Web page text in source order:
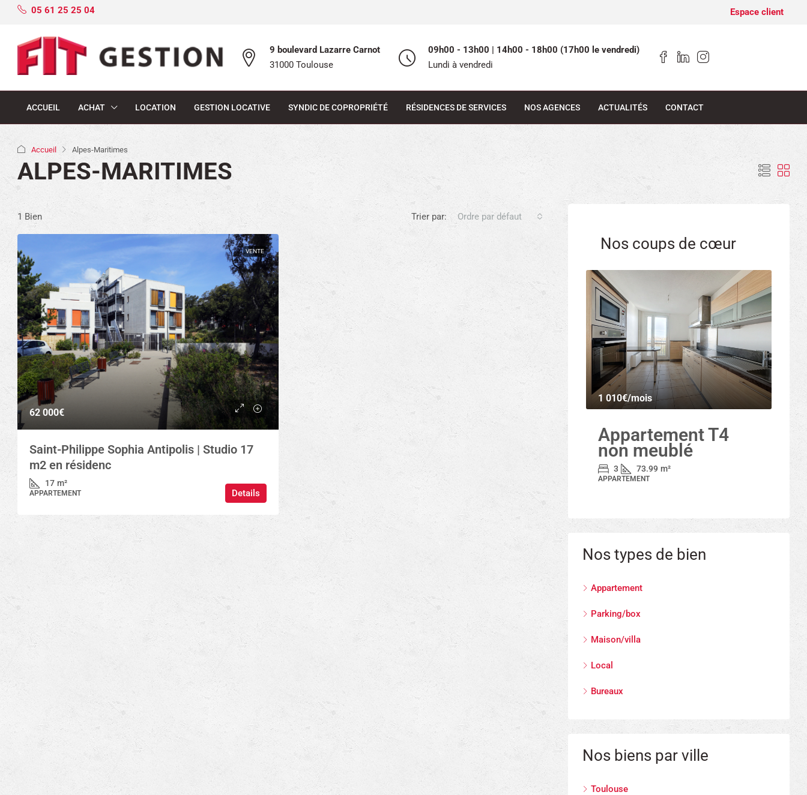
05 61 25 25 04 Espace client
9 boulevard Lazarre Carnot
31000 Toulouse
09h00 - 13h00 | 14h00 - 18h00 (17h00 le vendredi)
Lundi à vendredi
ACCUEIL ACHAT LOCATION GESTION LOCATIVE SYNDIC DE COPROPRIÉTÉ RÉSIDENCES DE SERVICES NOS AGENCES ACTUALITÉS CONTACT
Accueil Alpes-Maritimes
ALPES-MARITIMES
1 Bien Trier par: Ordre par défaut
VENTE
62 000€
Saint-Philippe Sophia Antipolis | Studio 17
m2 en résidenc
17 m²
APPARTEMENT Details
Nos coups de cœur
1 010€/mois
Appartement T4
non meublé
3 73.99 m²
APPARTEMENT
Nos types de bien
Appartement
Parking/box
Maison/villa
Local
Bureaux
Nos biens par ville
Toulouse